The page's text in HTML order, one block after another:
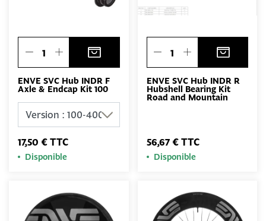
ENVE SVC Hub INDR F
Axle & Endcap Kit 100
17,50 € TTC
Disponible
ENVE SVC Hub INDR R
Hubshell Bearing Kit
Road and Mountain
56,67 € TTC
Disponible